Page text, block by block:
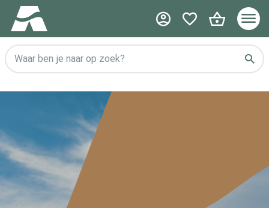
Waar ben je naar op zoek?